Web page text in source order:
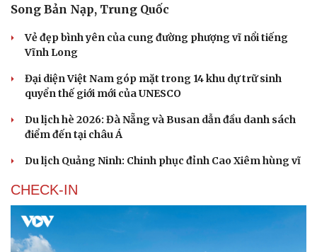
Song Bản Nạp, Trung Quốc
Vẻ đẹp bình yên của cung đường phượng vĩ nổi tiếng
Vĩnh Long
Đại diện Việt Nam góp mặt trong 14 khu dự trữ sinh
quyển thế giới mới của UNESCO
Du lịch hè 2026: Đà Nẵng và Busan dẫn đầu danh sách
điểm đến tại châu Á
Du lịch Quảng Ninh: Chinh phục đỉnh Cao Xiêm hùng vĩ
CHECK-IN